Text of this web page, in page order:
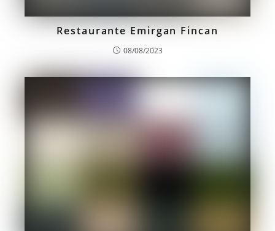
Restaurante Emirgan Fincan
08/08/2023